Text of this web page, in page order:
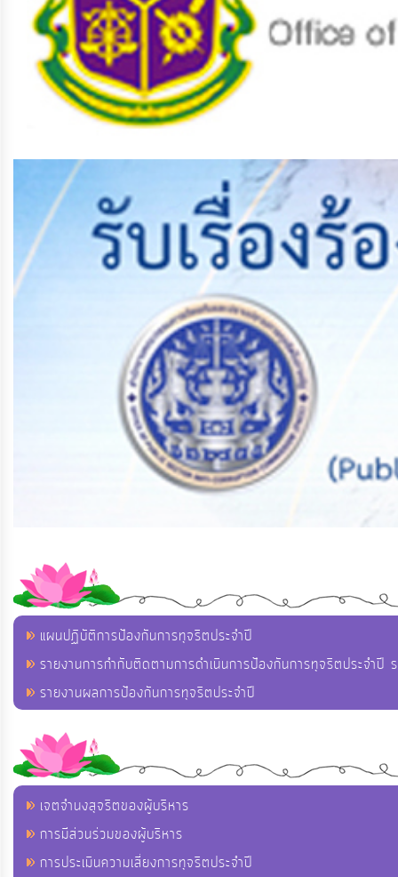
แผนปฏิบัติการป้องกันการทุจริตประจำปี
รายงานการกำกับติดตามการดำเนินการป้องกันการทุจริตประจำ
รายงานผลการป้องกันการทุจริตประจำปี
เจตจำนงสุจริตของผู้บริหาร
การมีส่วนร่วมของผู้บริหาร
การประเมินความเสี่ยงการทุจริตประจำปี